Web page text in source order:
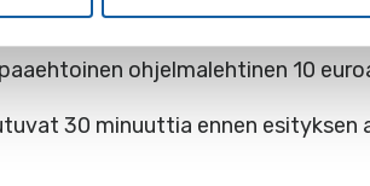
ohjelmalehtinen 10
30 minuuttia ennen esityksen